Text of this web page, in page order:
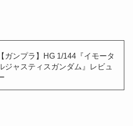
【ガンプラ】HG 1/144『イモータ
ジャスティスガンダム』レビュ